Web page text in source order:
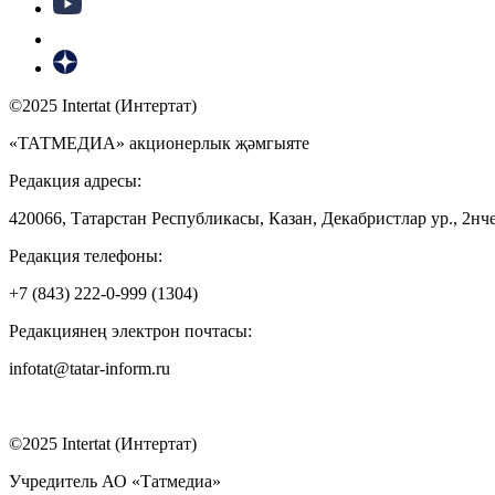
©2025 Intertat (Интертат)
«ТАТМЕДИА» акционерлык җәмгыяте
Редакция адресы:
420066, Татарстан Республикасы, Казан, Декабристлар ур.,
Редакция телефоны:
+7 (843) 222-0-999 (1304)
Редакциянең электрон почтасы:
infotat@tatar-inform.ru
©2025 Intertat (Интертат)
Учредитель АО «Татмедиа»